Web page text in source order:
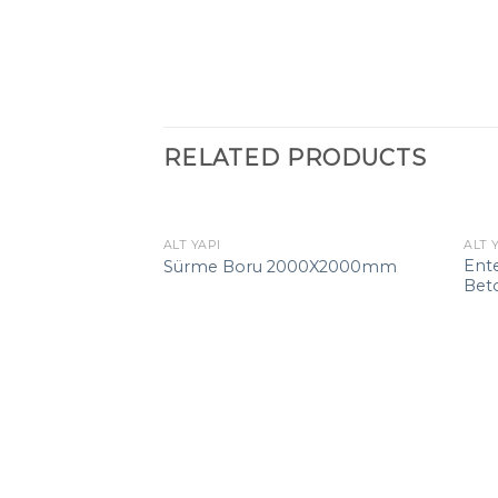
RELATED PRODUCTS
ALT YAPI
Sürme Boru 2000X2000mm
ALT